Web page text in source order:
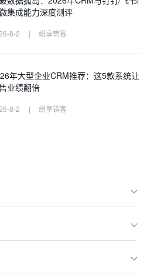
集成能力深度测评
8-2 | 纷享销客
年大型企业CRM推荐：这5款系统让
业绩翻倍
8-2 | 纷享销客